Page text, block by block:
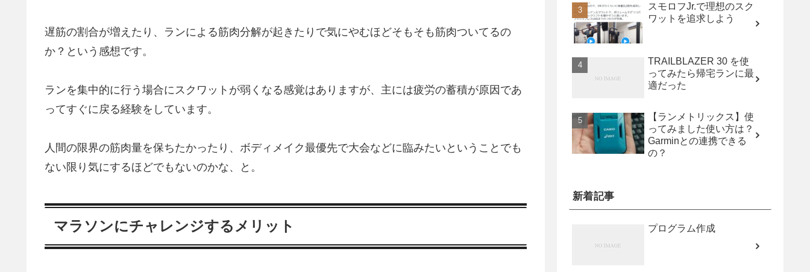
遅筋の割合が増えたり、ランによる筋肉分解が起きたりで気にやむほどそもそも筋肉ついてるの
か？という感想です。
ランを集中的に行う場合にスクワットが弱くなる感覚はありますが、主には疲労の蓄積が原因であ
ってすぐに戻る経験をしています。
人間の限界の筋肉量を保ちたかったり、ボディメイク最優先で大会などに臨みたいということでも
ない限り気にするほどでもないのかな、と。
マラソンにチャレンジするメリット
スモロフJr.で理想のスク
ワットを追求しよう
TRAILBLAZER 30 を使
ってみたら帰宅ランに最
適だった
【ランメトリックス】使
ってみました使い方は？
Garminとの連携できる
の？
新着記事
プログラム作成